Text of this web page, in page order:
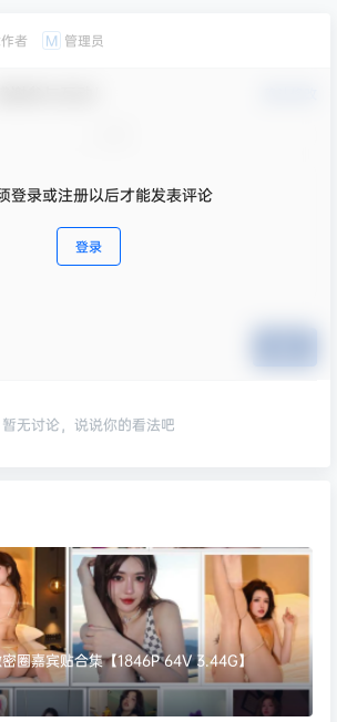
者 M 管理员
登录或注册以后才能发表评论
登录
暂无讨论，说说你的看法吧
圈嘉宾贴合集【1846P 64V 3.44G】